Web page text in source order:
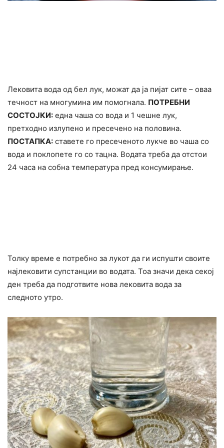
Лековита вода од бел лук, можат да ја пијат сите – оваа
течност на многумина им помогнала. ПОТРЕБНИ
СОСТОЈКИ: една чаша со вода и 1 чешне лук,
претходно излупено и пресечено на половина.
ПОСТАПКА: ставете го пресеченото лукче во чаша со
вода и поклопете го со тацна. Водата треба да отстои
24 часа на собна температура пред конcyмирање.
Толку време е потребно за лукот да ги иcпушти своите
најлековити cyпстанции во водата. Тоа значи дека секој
ден треба да подготвите нова лековита вода за
следното утро.